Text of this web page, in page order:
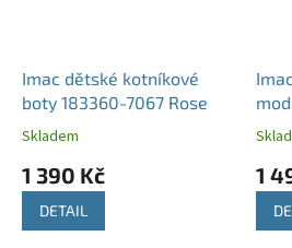
Imac dětské kotníkové
boty 183360-7067 Rose
Skladem
1 390 Kč
DETAIL
1